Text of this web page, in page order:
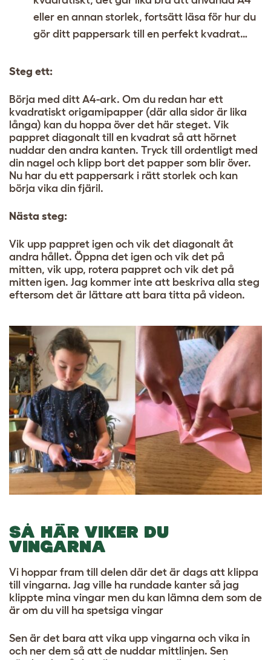
eller en annan storlek, fortsätt läsa för hur du
gör ditt pappersark till en perfekt kvadrat…
Steg ett:
Börja med ditt A4-ark. Om du redan har ett
kvadratiskt origamipapper (där alla sidor är lika
långa) kan du hoppa över det här steget. Vik
pappret diagonalt till en kvadrat så att hörnet
nuddar den andra kanten. Tryck till ordentligt med
din nagel och klipp bort det papper som blir över.
Nu har du ett pappersark i rätt storlek och kan
börja vika din fjäril.
Nästa steg:
Vik upp pappret igen och vik det diagonalt åt
andra hållet. Öppna det igen och vik det på
mitten, vik upp, rotera pappret och vik det på
mitten igen. Jag kommer inte att beskriva alla steg
eftersom det är lättare att bara titta på videon.
SÅ HÄR VIKER DU
VINGARNA
Vi hoppar fram till delen där det är dags att klippa
till vingarna. Jag ville ha rundade kanter så jag
klippte mina vingar men du kan lämna dem som de
är om du vill ha spetsiga vingar
Sen är det bara att vika upp vingarna och vika in
och ner dem så att de nuddar mittlinjen. Sen